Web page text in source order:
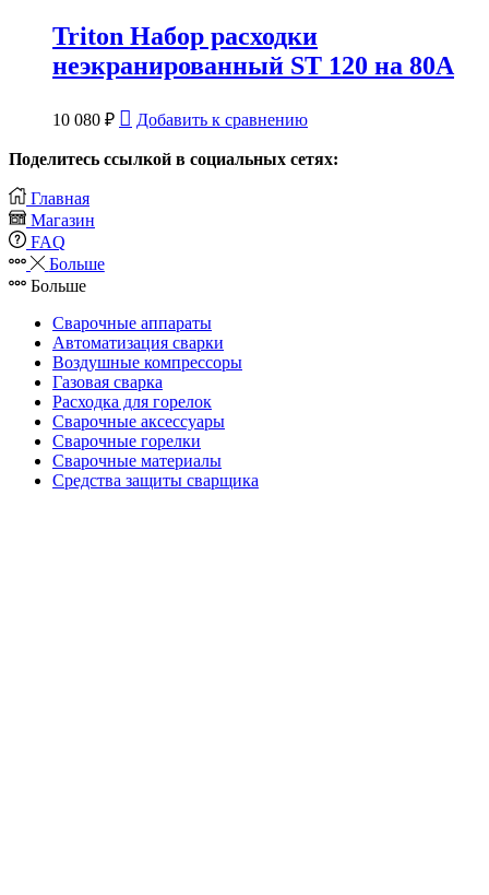
Triton Набор расходки
неэкранированный ST 120 на 80А
10 080 ₽ Добавить к сравнению
Поделитесь ссылкой в социальных сетях:
Главная
Магазин
FAQ
Больше
Больше
Сварочные аппараты
Автоматизация сварки
Воздушные компрессоры
Газовая сварка
Расходка для горелок
Сварочные аксессуары
Сварочные горелки
Сварочные материалы
Средства защиты сварщика